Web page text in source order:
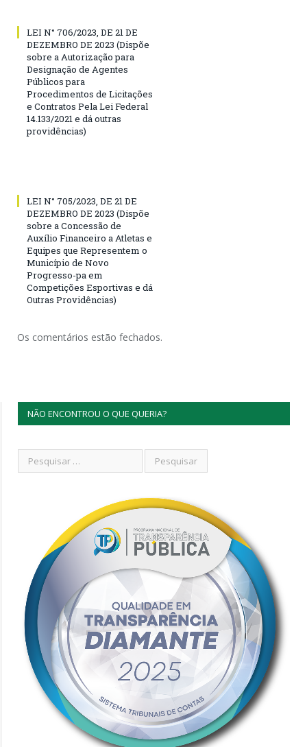
LEI N° 706/2023, DE 21 DE
DEZEMBRO DE 2023 (Dispõe
sobre a Autorização para
Designação de Agentes
Públicos para
Procedimentos de Licitações
e Contratos Pela Lei Federal
14.133/2021 e dá outras
providências)
LEI N° 705/2023, DE 21 DE
DEZEMBRO DE 2023 (Dispõe
sobre a Concessão de
Auxílio Financeiro a Atletas e
Equipes que Representem o
Município de Novo
Progresso-pa em
Competições Esportivas e dá
Outras Providências)
Os comentários estão fechados.
NÃO ENCONTROU O QUE QUERIA?